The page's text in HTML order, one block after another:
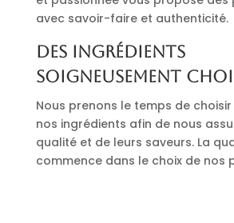
avec savoir-faire et authenticité.
Des ingrédients
soigneusement
Nous prenons le temps de
nos ingrédients afin de nous
qualité et de leurs saveurs. La
commence dans le choix de nos